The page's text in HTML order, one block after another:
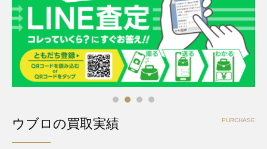
ウブロの買取実績 PURCHASE